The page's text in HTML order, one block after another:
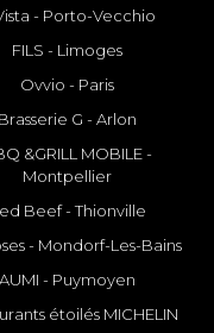
- Porto-Vecchio
FILS - Limoges
Ovvio - Paris
Brasserie G - Arlon
&GRILL MOBILE -
Montpellier
Beef - Thionville
- Mondorf-Les-Bains
AUMI - Puymoyen
étoilés MICHELIN